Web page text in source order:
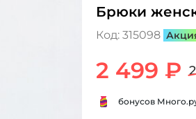
Брюки
Код: 315098
2 499 ₽
бонусов